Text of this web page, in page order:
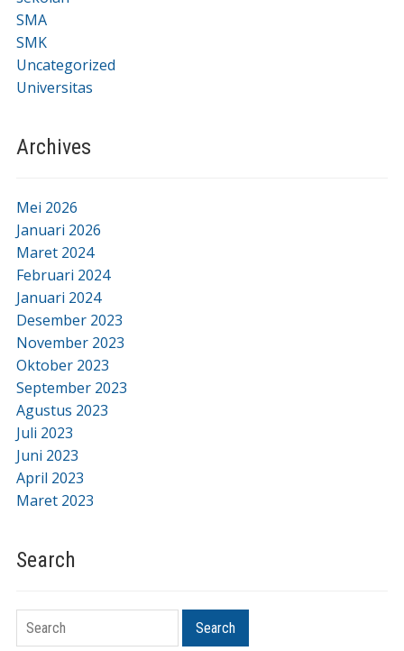
SMA
SMK
Uncategorized
Universitas
Archives
Mei 2026
Januari 2026
Maret 2024
Februari 2024
Januari 2024
Desember 2023
November 2023
Oktober 2023
September 2023
Agustus 2023
Juli 2023
Juni 2023
April 2023
Maret 2023
Search
Search Search